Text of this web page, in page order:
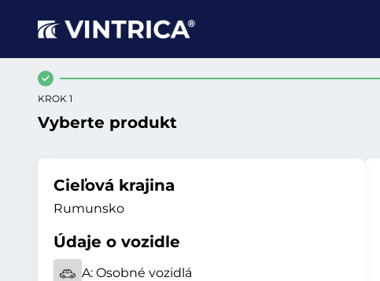
KROK 1
Vyberte produkt
Cieľová krajina
Rumunsko
Údaje o vozidle
A: Osobné vozidlá